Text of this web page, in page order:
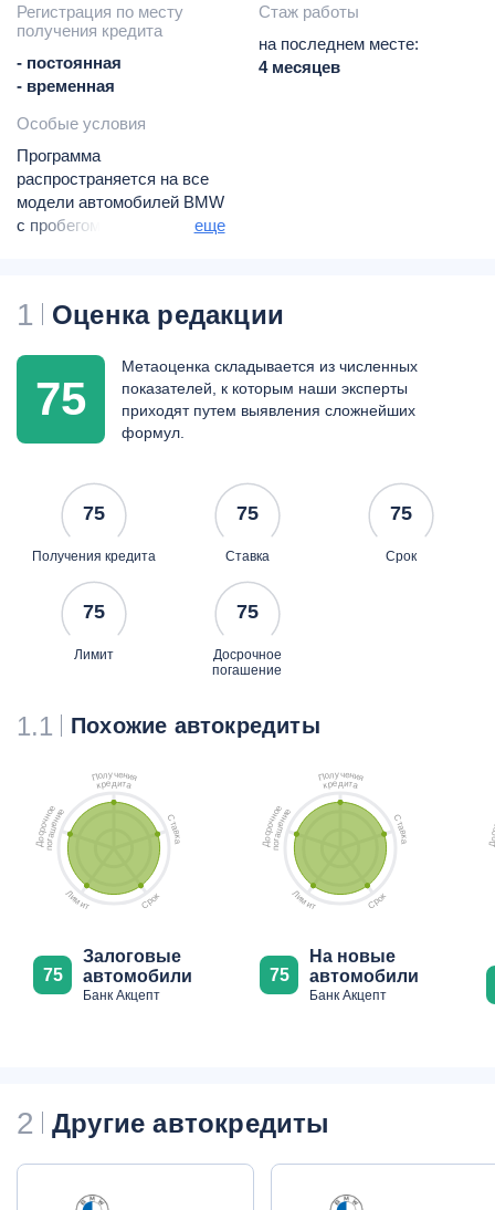
Регистрация по месту
получения кредита
- постоянная
- временная
Стаж работы
на последнем месте:
4 месяцев
Особые условия
Программа
распространяется на все
модели автомобилей BMW
с пробегом. Наличие
от модели приобретаемого
кредитования.
еще
1 Оценка редакции
75
Метаоценка складывается из численных
показателей, к которым наши эксперты
приходят путем выявления сложнейших
формул.
75
Получения кредита
75
Ставка
75
Срок
75
Лимит
75
Досрочное
погашение
1.1 Похожие автокредиты
Получения
кредита
С
т
а
в
к
а
Сро
к
Лимит
Д
о
с
р
о
ч
но
е
п
о
г
а
ш
е
ни
е
75
Залоговые
автомобили
Банк Акцепт
Получения
кредита
С
т
а
в
к
а
Сро
к
Лимит
Д
о
с
р
о
ч
но
е
п
о
г
а
ш
е
ни
е
75
На новые
автомобили
Банк Акцепт
2 Другие автокредиты